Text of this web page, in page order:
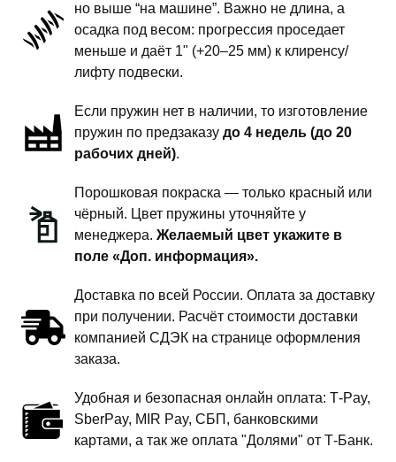
подвески
-
силовой
обвес
но выше “на машине”. Важно не длина, а
осадка под весом: прогрессия проседает
меньше и даёт 1" (+20–25 мм) к клиренсу/
лифту подвески.
Если пружин нет в наличии, то изготовление
пружин по предзаказу до 4 недель (до 20
рабочих дней).
Порошковая покраска — только красный или
чёрный. Цвет пружины уточняйте у
менеджера. Желаемый цвет укажите в
поле «Доп. информация».
Доставка по всей России. Оплата за доставку
при получении. Расчёт стоимости доставки
компанией СДЭК на странице оформления
заказа.
Удобная и безопасная онлайн оплата: T‑Pay,
SberPay, MIR Pay, СБП, банковскими
картами, а так же оплата "Долями" от Т-Банк.